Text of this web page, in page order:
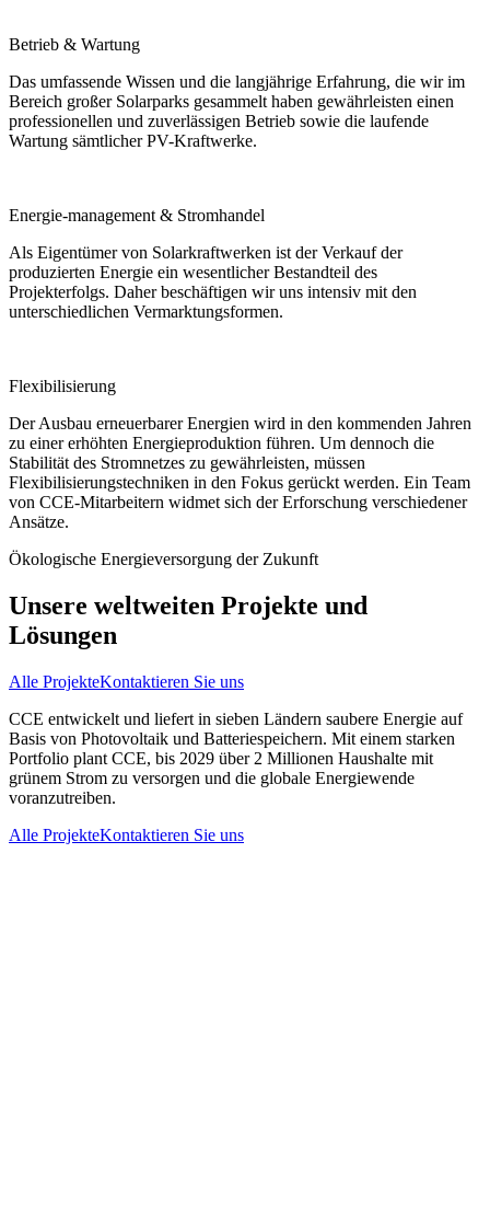
Betrieb & Wartung
Das umfassende Wissen und die langjährige Erfahrung, die wir im
Bereich großer Solarparks gesammelt haben gewährleisten einen
professionellen und zuverlässigen Betrieb sowie die laufende
Wartung sämtlicher PV-Kraftwerke.
Energie-management & Stromhandel
Als Eigentümer von Solarkraftwerken ist der Verkauf der
produzierten Energie ein wesentlicher Bestandteil des
Projekterfolgs. Daher beschäftigen wir uns intensiv mit den
unterschiedlichen Vermarktungsformen.
Flexibilisierung
Der Ausbau erneuerbarer Energien wird in den kommenden Jahren
zu einer erhöhten Energieproduktion führen. Um dennoch die
Stabilität des Stromnetzes zu gewährleisten, müssen
Flexibilisierungstechniken in den Fokus gerückt werden. Ein Team
von CCE-Mitarbeitern widmet sich der Erforschung verschiedener
Ansätze.
Ökologische Energieversorgung der Zukunft
Unsere weltweiten Projekte und
Lösungen
Alle ProjekteKontaktieren Sie uns
CCE entwickelt und liefert in sieben Ländern saubere Energie auf
Basis von Photovoltaik und Batteriespeichern. Mit einem starken
Portfolio plant CCE, bis 2029 über 2 Millionen Haushalte mit
grünem Strom zu versorgen und die globale Energiewende
voranzutreiben.
Alle ProjekteKontaktieren Sie uns